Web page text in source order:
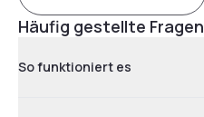
Häufig gestellte Fragen
So funktioniert es